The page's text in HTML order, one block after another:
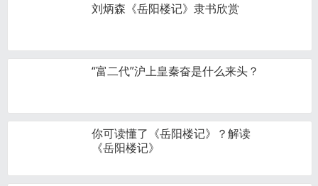
刘炳森《岳阳楼记》隶书欣赏
“富二代”沪上皇秦奋是什么来头？
你可读懂了《岳阳楼记》？解读
《岳阳楼记》